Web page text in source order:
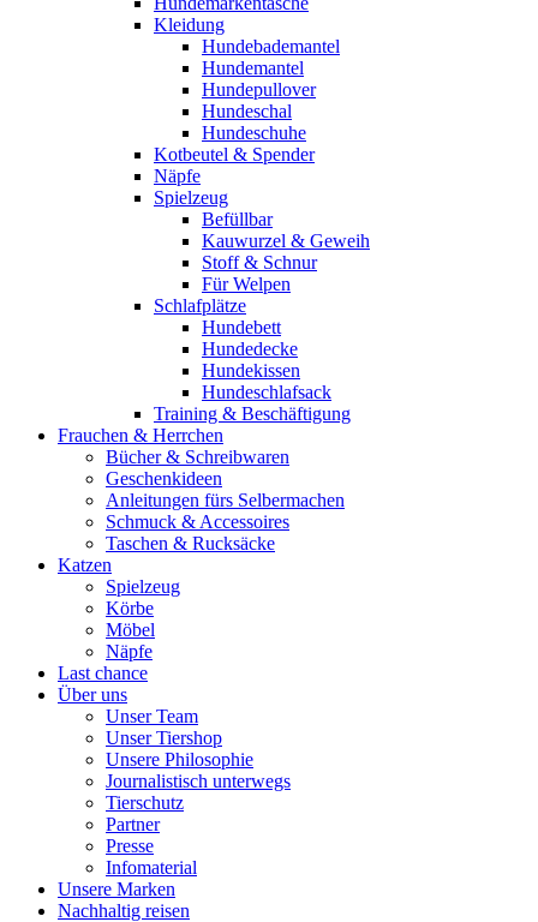
Kleidung
Hundebademantel
Hundemantel
Hundepullover
Hundeschal
Hundeschuhe
Kotbeutel & Spender
Näpfe
Spielzeug
Befüllbar
Kauwurzel & Geweih
Stoff & Schnur
Für Welpen
Schlafplätze
Hundebett
Hundedecke
Hundekissen
Hundeschlafsack
Training & Beschäftigung
Frauchen & Herrchen
Bücher & Schreibwaren
Geschenkideen
Anleitungen fürs Selbermachen
Schmuck & Accessoires
Taschen & Rucksäcke
Katzen
Spielzeug
Körbe
Möbel
Näpfe
Last chance
Über uns
Unser Team
Unser Tiershop
Unsere Philosophie
Journalistisch unterwegs
Tierschutz
Partner
Presse
Infomaterial
Unsere Marken
Nachhaltig reisen